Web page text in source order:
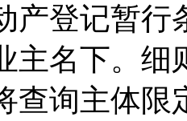
产登记暂行
主名下。
查询主体限